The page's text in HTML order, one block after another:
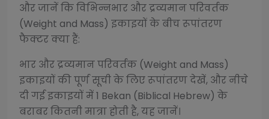
और जानें कि विभिन्नभार और द्रव्यमान परिवर्तक
(Weight and Mass) इकाइयों के बीच रूपांतरण
फैक्टर क्या हैं:
भार और द्रव्यमान परिवर्तक (Weight and Mass)
इकाइयों की पूर्ण सूची के लिए रूपांतरण देखें, और नीचे
दी गई इकाइयों में 1 Bekan (Biblical Hebrew) के
बराबर कितनी मात्रा होती है, यह जानें।